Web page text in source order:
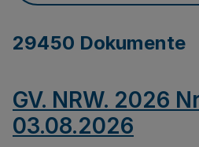
29450 Dokumente
GV. NRW. 2026
03.08.2026